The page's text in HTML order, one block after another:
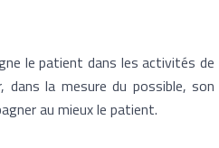
le patient dans les activités de
la mesure du possible, son
au mieux le patient.